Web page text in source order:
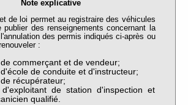
Note explicative
de loi permet au registraire des véhicules
publier des renseignements concernant la
des permis indiqués ci-après ou
:
commerçant et de vendeur;
de conduite et d'instructeur;
récupérateur;
d'exploitant de station d'inspection et
qualifié.